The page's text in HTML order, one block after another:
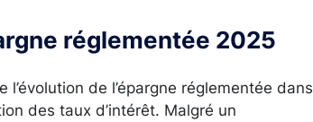
réglementée 2025
de l’épargne réglementée dans
des taux d’intérêt. Malgré un